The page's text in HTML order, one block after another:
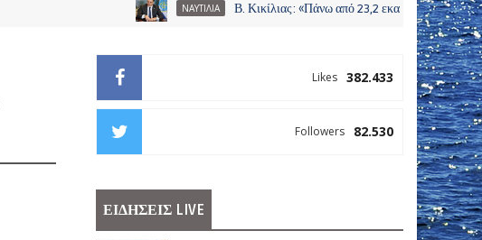
ΝΑΥΤΙΛΙΑ Β. Κικίλιας: «Πάνω από 23,2 εκατ. ευρώ σε
382.433
Likes
82.530
Followers
ΕΙΔΗΣΕΙΣ LIVE